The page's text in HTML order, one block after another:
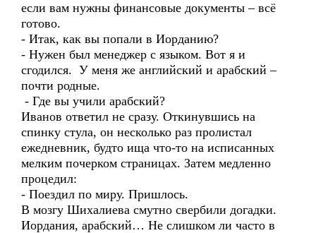
если вам нужны финансовые документы – всё
готово.
- Итак, как вы попали в Иорданию?
- Нужен был менеджер с языком. Вот я и
сгодился. У меня же английский и арабский –
почти родные.
- Где вы учили арабский?
Иванов ответил не сразу. Откинувшись на
спинку стула, он несколько раз пролистал
ежедневник, будто ища что-то на исписанных
мелким почерком страницах. Затем медленно
процедил:
- Поездил по миру. Пришлось.
В мозгу Шихалиева смутно свербили догадки.
Иордания, арабский… Не слишком ли часто в